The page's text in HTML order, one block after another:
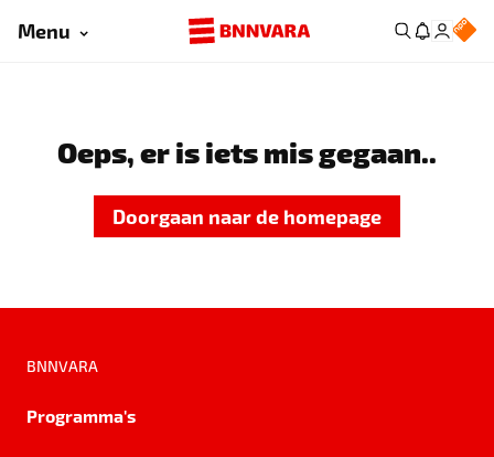
Menu
Oeps, er is iets mis gegaan..
Doorgaan naar de homepage
BNNVARA
Programma's